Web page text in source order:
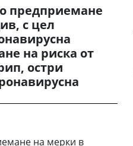
предприемане
с цел
на риска от
остри
на мерки в